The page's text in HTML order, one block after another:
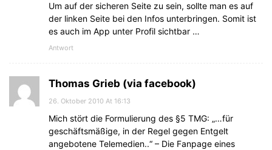
Um auf der sicheren Seite zu sein, sollte man es auf
der linken Seite bei den Infos unterbringen. Somit ist
es auch im App unter Profil sichtbar …
Antwort
Thomas Grieb (via facebook)
26. Oktober 2010 At 16:13
Mich stört die Formulierung des §5 TMG: „…für
geschäftsmäßige, in der Regel gegen Entgelt
angebotene Telemedien..“ – Die Fanpage eines